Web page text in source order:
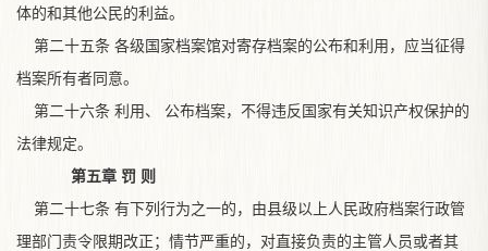
体的和其他公民的利益。
第二十五条 各级国家档案馆对寄存档案的公布和利用，应当征得
档案所有者同意。
第二十六条 利用、 公布档案，不得违反国家有关知识产权保护的
法律规定。
第五章 罚 则
第二十七条 有下列行为之一的，由县级以上人民政府档案行政管
理部门责令限期改正；情节严重的，对直接负责的主管人员或者其